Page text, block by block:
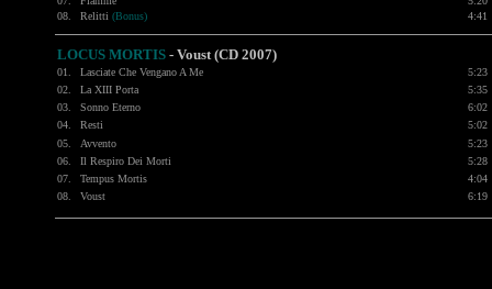
08.
Relitti (Bonus) 4:41
LOCUS MORTIS - Voust (CD 2007)
01. Lasciate Che Vengano A Me
5:23
02.
La XIII Porta
5:35
03.
Sonno Eterno
6:02
04.
Resti
5:02
05.
Avvento
5:23
06.
Il Respiro Dei Morti
5:28
07.
Tempus Mortis
4:04
08.
Voust 6:19